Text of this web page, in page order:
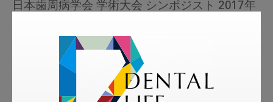
日本歯周病学会 学術大会 シンポジスト 2017年